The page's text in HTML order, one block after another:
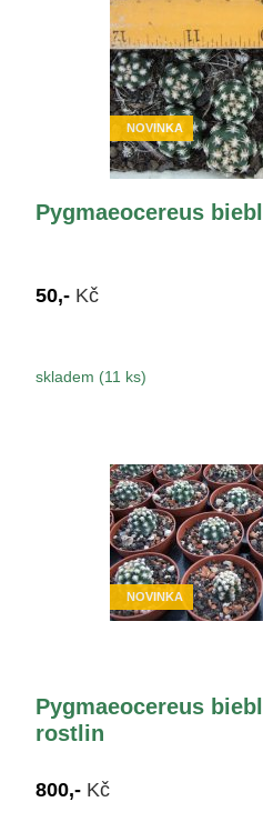
NOVINKA
Pygmaeocereus
50,- Kč
skladem (11 ks)
NOVINKA
Pygmaeocereus
rostlin
800,- Kč